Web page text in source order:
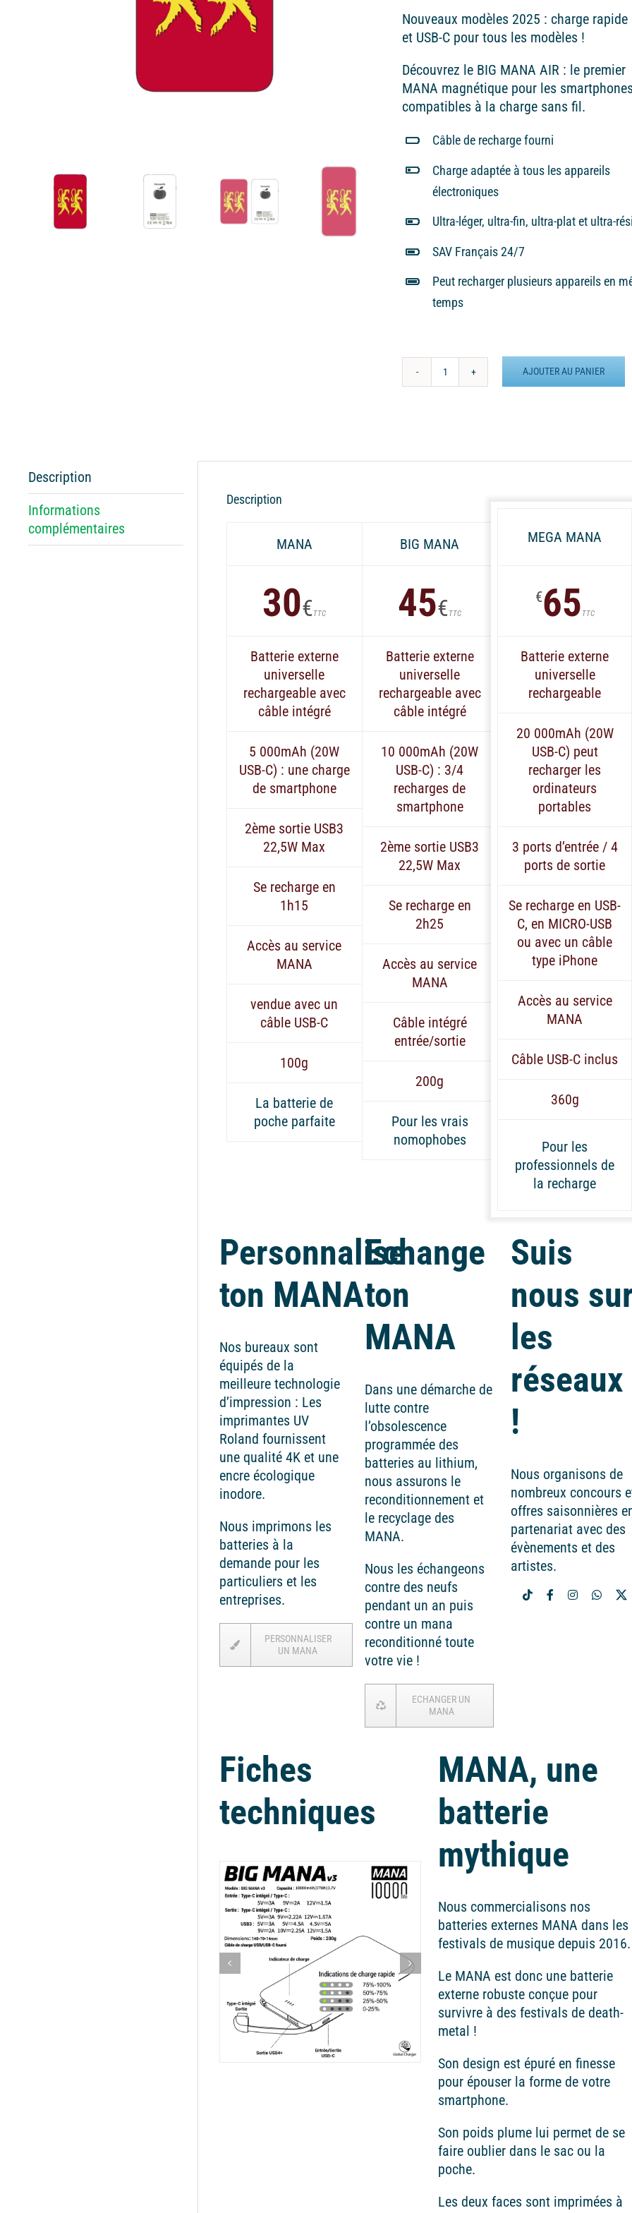
Nouveaux modèles 2025 : charge rapide
et USB-C pour tous les modèles !
Découvrez le BIG MANA AIR : le premier
MANA magnétique pour les
compatibles à la charge sans fil.
Câble de recharge fourni
Charge adaptée à tous les appareils
électroniques
Ultra-léger, ultra-fin, ultra-plat et ultra-
SAV Français 24/7
Peut recharger plusieurs appareils en
temps
quantité
AJOUTER AU PANIER
Description
Informations
complémentaires
Description
MANA
30€ TTC
Batterie externe
universelle
rechargeable avec
câble intégré
5 000mAh (20W
USB-C) : une charge
de smartphone
2ème sortie USB3
22,5W Max
Se recharge en
1h15
Accès au service
MANA
vendue avec un
câble USB-C
100g
La batterie de
poche parfaite
BIG MANA
45€ TTC
Batterie externe
universelle
rechargeable avec
câble intégré
10 000mAh (20W
USB-C) : 3/4
recharges de
smartphone
2ème sortie USB3
22,5W Max
Se recharge en
2h25
Accès au service
MANA
Câble intégré
entrée/sortie
200g
Pour les vrais
nomophobes
MEGA MANA
€65 TTC
Batterie externe
universelle
rechargeable
20 000mAh (20W
USB-C) peut
recharger les
ordinateurs
portables
3 ports d’entrée / 4
ports de sortie
Se recharge en USB-
C, en MICRO-USB
ou avec un câble
type iPhone
Accès au service
MANA
Câble USB-C inclus
360g
Pour les
professionnels de
la recharge
Personnalise
ton MANA
Nos bureaux sont
équipés de la
meilleure technologie
d’impression : Les
imprimantes UV
Roland fournissent
une qualité 4K et une
encre écologique
inodore.
Nous imprimons les
batteries à la
demande pour les
particuliers et les
entreprises.
PERSONNALISER
UN MANA
Echange
ton
MANA
Dans une démarche de
lutte contre
l’obsolescence
programmée des
batteries au lithium,
nous assurons le
reconditionnement et
le recyclage des
MANA.
Nous les échangeons
contre des neufs
pendant un an puis
contre un mana
reconditionné toute
votre vie !
ECHANGER UN
MANA
Suis
nous
les
réseaux
!
Nous organisons de
nombreux concours
offres saisonnières
partenariat avec des
évènements et des
artistes.
Fiches
techniques
MANA, une
batterie
mythique
Nous commercialisons nos
batteries externes MANA dans les
festivals de musique depuis 2016.
Le MANA est donc une batterie
externe robuste conçue pour
survivre à des festivals de death-
metal !
Son design est épuré en finesse
pour épouser la forme de votre
smartphone.
Son poids plume lui permet de se
faire oublier dans le sac ou la
poche.
Les deux faces sont imprimées à